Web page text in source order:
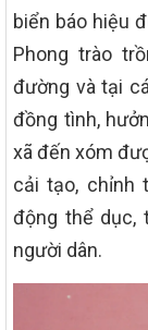
biển báo hiệu
Phong trào
đường và tại
đồng tình,
xã đến xóm
cải tạo, chỉnh
động thể dục,
người dân.